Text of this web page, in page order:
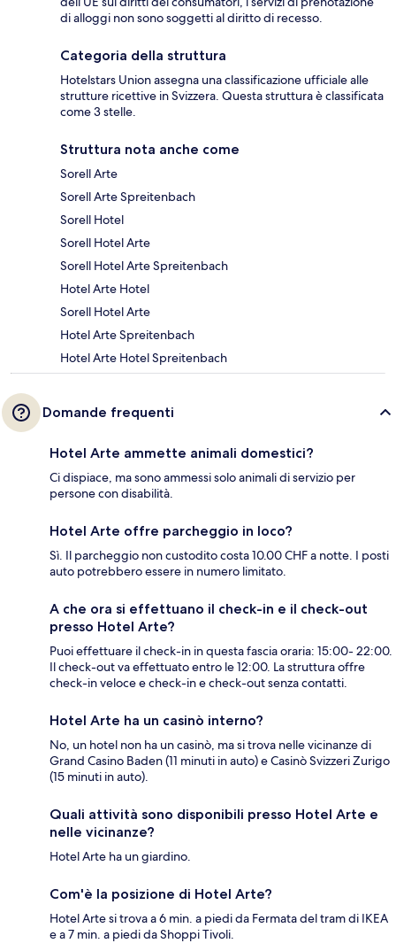
di alloggi non sono soggetti al diritto di recesso.
Categoria della struttura
Hotelstars Union assegna una classificazione ufficiale alle
strutture ricettive in Svizzera. Questa struttura è classificata
come 3 stelle.
Struttura nota anche come
Sorell Arte
Sorell Arte Spreitenbach
Sorell Hotel
Sorell Hotel Arte
Sorell Hotel Arte Spreitenbach
Hotel Arte Hotel
Sorell Hotel Arte
Hotel Arte Spreitenbach
Hotel Arte Hotel Spreitenbach
Domande frequenti
Hotel Arte ammette animali domestici?
Ci dispiace, ma sono ammessi solo animali di servizio per
persone con disabilità.
Hotel Arte offre parcheggio in loco?
Sì. Il parcheggio non custodito costa 10.00 CHF a notte. I posti
auto potrebbero essere in numero limitato.
A che ora si effettuano il check-in e il check-out
presso Hotel Arte?
Puoi effettuare il check-in in questa fascia oraria: 15:00- 22:00.
Il check-out va effettuato entro le 12:00. La struttura offre
check-in veloce e check-in e check-out senza contatti.
Hotel Arte ha un casinò interno?
No, un hotel non ha un casinò, ma si trova nelle vicinanze di
Grand Casino Baden (11 minuti in auto) e Casinò Svizzeri Zurigo
(15 minuti in auto).
Quali attività sono disponibili presso Hotel Arte e
nelle vicinanze?
Hotel Arte ha un giardino.
Com'è la posizione di Hotel Arte?
Hotel Arte si trova a 6 min. a piedi da Fermata del tram di IKEA
e a 7 min. a piedi da Shoppi Tivoli.